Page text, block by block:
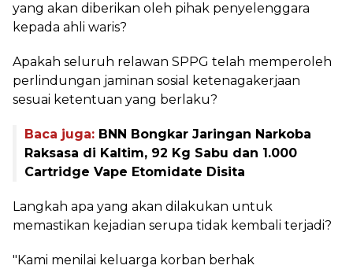
yang akan diberikan oleh pihak penyelenggara
kepada ahli waris?
Apakah seluruh relawan SPPG telah memperoleh
perlindungan jaminan sosial ketenagakerjaan
sesuai ketentuan yang berlaku?
Baca juga: BNN Bongkar Jaringan Narkoba
Raksasa di Kaltim, 92 Kg Sabu dan 1.000
Cartridge Vape Etomidate Disita
Langkah apa yang akan dilakukan untuk
memastikan kejadian serupa tidak kembali terjadi?
"Kami menilai keluarga korban berhak